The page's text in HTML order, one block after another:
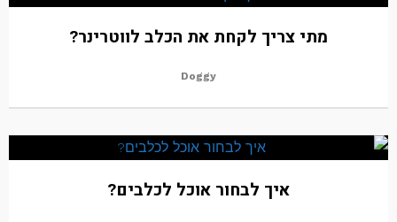
מתי צריך לקחת את הכלב לווטרינר?
Doggy
איך לבחור אוכל לכלבים?